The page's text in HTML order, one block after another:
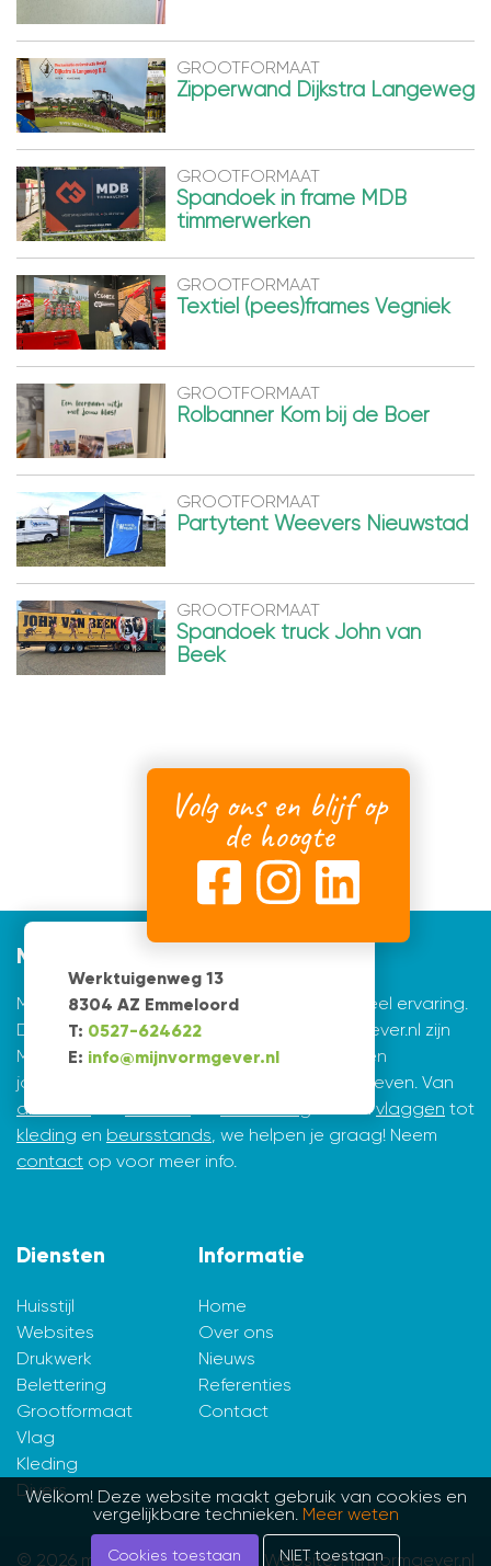
GROOTFORMAAT
Zipperwand Dijkstra Langeweg
GROOTFORMAAT
Spandoek in frame MDB
timmerwerken
GROOTFORMAAT
Textiel (pees)frames Vegniek
GROOTFORMAAT
Rolbanner Kom bij de Boer
GROOTFORMAAT
Partytent Weevers Nieuwstad
GROOTFORMAAT
Spandoek truck John van
Beek
Werktuigenweg 13
8304 AZ Emmeloord
T: 0527-624622
E: info@mijnvormgever.nl
Volg ons en blijf op
de hoogte
Mijnvormgever
Mijnvormgever.nl: een grafisch bedrijf met veel ervaring.
De creatieve ontwerpers achter Mijnvormgever.nl zijn
Marius de Vries en Erik Tijsma. Beiden hebben
jarenlange ervaring in ontwerpen en vormgeven. Van
drukwerk
en vanvlaggen tot
kleding en beursstands, we helpen je graag! Neem
contact op voor meer info.
Diensten
Huisstijl
Websites
Drukwerk
Belettering
Grootformaat
Vlag
Kleding
Divers
Informatie
Home
Over ons
Nieuws
Referenties
Contact
© 2026 mijnvormgever.nl Website: Mijnvormgever.nl
Welkom! Deze website maakt gebruik van cookies en
vergelijkbare technieken. Meer weten
Cookies toestaan NIET toestaan